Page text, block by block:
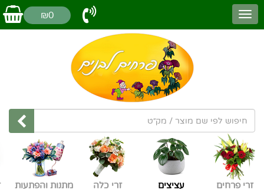
₪0
זרי פרחים עציצים זרי כלה מתנות והפתעות